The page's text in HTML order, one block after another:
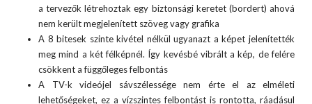
a tervezők létrehoztak egy biztonsági keretet (bordert) ahová
nem került megjelenített szöveg vagy grafika
A 8 bitesek szinte kivétel nélkül ugyanazt a képet jelenítették
meg mind a két félképnél. Így kevésbé vibrált a kép, de felére
csökkent a függőleges felbontás
A TV-k videójel sávszélessége nem érte el az elméleti
lehetőségeket, ez a vízszintes felbontást is rontotta, ráadásul